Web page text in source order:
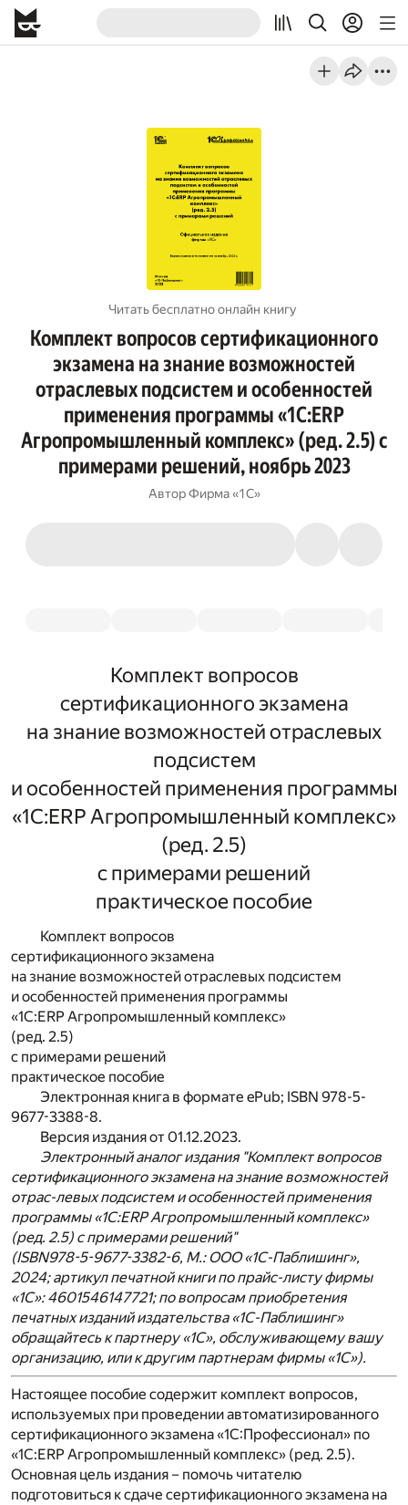
Читать бесплатно онлайн книгу
Комплект вопросов сертификационного
экзамена на знание возможностей
отраслевых подсистем и особенностей
применения программы «1С:ERP
Агропромышленный комплекс» (ред. 2.5) с
примерами решений, ноябрь 2023
Автор Фирма «1С»
Комплект вопросов
сертификационного экзамена
на знание возможностей отраслевых
подсистем
и особенностей применения программы
«1С:ERP Агропромышленный комплекс»
(ред. 2.5)
с примерами решений
практическое пособие
Комплект вопросов
сертификационного экзамена
на знание возможностей отраслевых подсистем
и особенностей применения программы
«1С:ERP Агропромышленный комплекс»
(ред. 2.5)
с примерами решений
практическое пособие
Электронная книга в формате ePub; ISBN 978-5-
9677-3388-8.
Версия издания от 01.12.2023.
Электронный аналог издания "Комплект вопросов
сертификационного экзамена на знание возможностей
отрас-левых подсистем и особенностей применения
программы «1С:ERP Агропромышленный комплекс»
(ред. 2.5) с примерами решений"
(ISBN978-5-9677-3382-6, М.: ООО «1С-Паблишинг»,
2024; артикул печатной книги по прайс-листу фирмы
«1С»: 4601546147721; по вопросам приобретения
печатных изданий издательства «1С-Паблишинг»
обращайтесь к партнеру «1С», обслуживающему вашу
организацию, или к другим партнерам фирмы «1С»).
Настоящее пособие содержит комплект вопросов,
используемых при проведении автоматизированного
сертификационного экзамена «1С:Профессионал» по
«1С:ERP Агропромышленный комплекс» (ред. 2.5).
Основная цель издания – помочь читателю
подготовиться к сдаче сертификационного экзамена на